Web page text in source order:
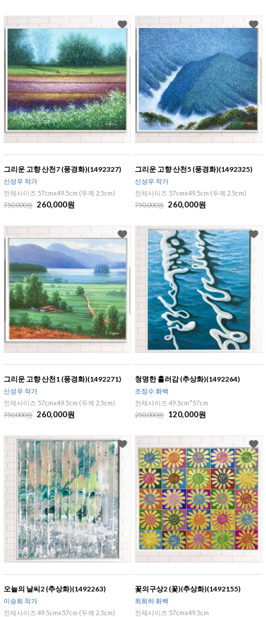
그리운 고향 산천7 (풍경화)(1492327)
신성우 작가
전체사이즈 57cmx49.5cm (두께 2.5cm)
750,000원 260,000원
그리운 고향 산천5 (풍경화)(1492325)
신성우 작가
전체사이즈 57cmx49.5cm (두께 2.5cm)
750,000원 260,000원
그리운 고향 산천1 (풍경화)(1492271)
신성우 작가
전체사이즈 57cmx49.5cm (두께 2.5cm)
750,000원 260,000원
청명한 흘러감 (추상화)(1492264)
조정수 화백
전체사이즈 49.5cm*57cm
250,000원
120,000원
오늘의 날씨2 (추상화)(1492263)
이승희 작가
전체사이즈 49.5cmx57cm (두께 2.5cm)
꽃의구상2 (꽃)(추상화)(1492155)
최희하 화백
전체사이즈 57cmx49.5cm